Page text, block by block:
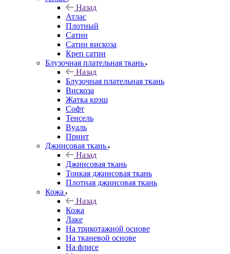
Назад
Атлас
Плотный
Сатин
Сатин вискоза
Креп сатин
Блузочная плательная ткань
Назад
Блузочная плательная ткань
Вискоза
Жатка крэш
Софт
Тенсель
Вуаль
Принт
Джинсовая ткань
Назад
Джинсовая ткань
Тонкая джинсовая ткань
Плотная джинсовая ткань
Кожа
Назад
Кожа
Лаке
На трикотажной основе
На тканевой основе
На флисе